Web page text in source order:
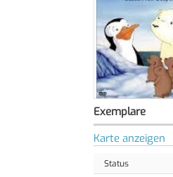
Exemplare
Karte anzeigen
Status